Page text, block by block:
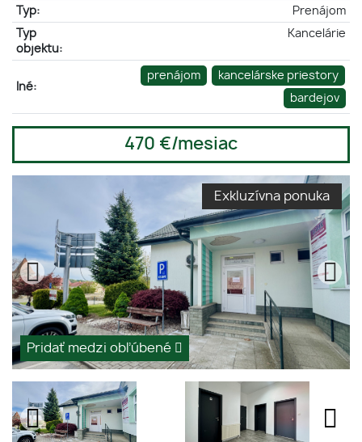
Typ:
Prenájom
Typ
objektu:
Kancelárie
Iné:
prenájom
kancelárske priestory
bardejov
470 €/mesiac
Exkluzívna ponuka
Pridať medzi obľúbené